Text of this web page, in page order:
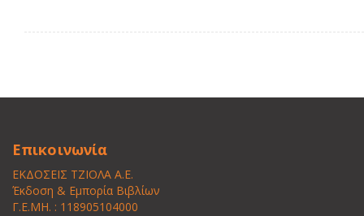
Επικοινωνία
ΕΚΔΟΣΕΙΣ ΤΖΙΟΛΑ Α.Ε.
Έκδοση & Εμπορία Βιβλίων
Γ.Ε.ΜΗ. : 118905104000